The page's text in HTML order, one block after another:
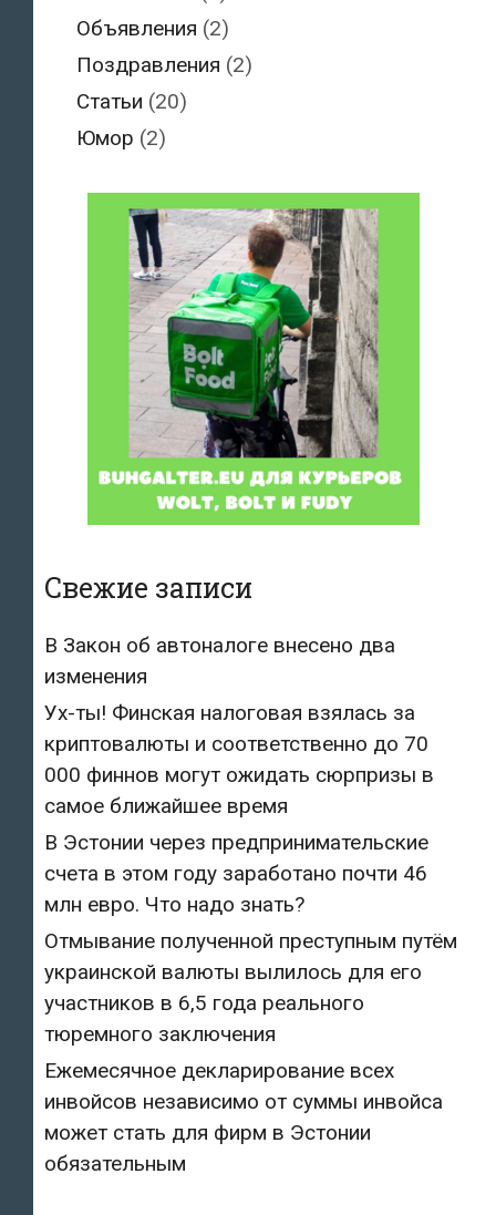
Объявления (2)
Поздравления (2)
Статьи (20)
Юмор (2)
Свежие записи
В Закон об автоналоге внесено два
изменения
Ух-ты! Финская налоговая взялась за
криптовалюты и соответственно до 70
000 финнов могут ожидать сюрпризы в
самое ближайшее время
В Эстонии через предпринимательские
счета в этом году заработано почти 46
млн евро. Что надо знать?
Отмывание полученной преступным путём
украинской валюты вылилось для его
участников в 6,5 года реального
тюремного заключения
Ежемесячное декларирование всех
инвойсов независимо от суммы инвойса
может стать для фирм в Эстонии
обязательным